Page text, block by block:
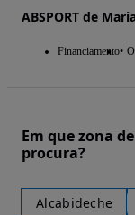
ABSPORT de
Financiamento
Em que zona
procura?
Alcabideche